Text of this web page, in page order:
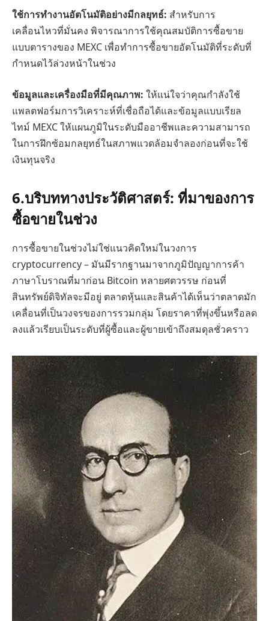
ใช้การทำงานอัตโนมัติอย่างมีกลยุทธ์: สำหรับการ
เคลื่อนไหวที่มั่นคง พิจารณาการใช้คุณสมบัติการซื้อขาย
แบบตารางของ MEXC เพื่อทำการซื้อขายอัตโนมัติที่ระดับที่
กำหนดไว้ล่วงหน้าในช่วง
ข้อมูลและเครื่องมือที่มีคุณภาพ: ให้แน่ใจว่าคุณกำลังใช้
แพลตฟอร์มการวิเคราะห์ที่เชื่อถือได้และข้อมูลแบบเรียล
ไทม์ MEXC ให้แผนภูมิในระดับมืออาชีพและความสามารถ
ในการฝึกซ้อมกลยุทธ์ในสภาพแวดล้อมจำลองก่อนที่จะใช้
เงินทุนจริง
6.บริบททางประวัติศาสตร์: ที่มาของการ
ซื้อขายในช่วง
การซื้อขายในช่วงไม่ใช่แนวคิดใหม่ในวงการ
cryptocurrency – มันมีรากฐานมาจากภูมิปัญญาการค้า
ภาษาโบราณที่มาก่อน Bitcoin หลายศตวรรษ ก่อนที่
สินทรัพย์ดิจิทัลจะมีอยู่ ตลาดหุ้นและสินค้าได้เห็นว่าตลาดมัก
เคลื่อนที่เป็นวงจรของการรวมกลุ่ม โดยราคาที่พุ่งขึ้นหรือลด
ลงแล้วเรียบเป็นระดับที่ผู้ซื้อและผู้ขายเข้าถึงสมดุลชั่วคราว